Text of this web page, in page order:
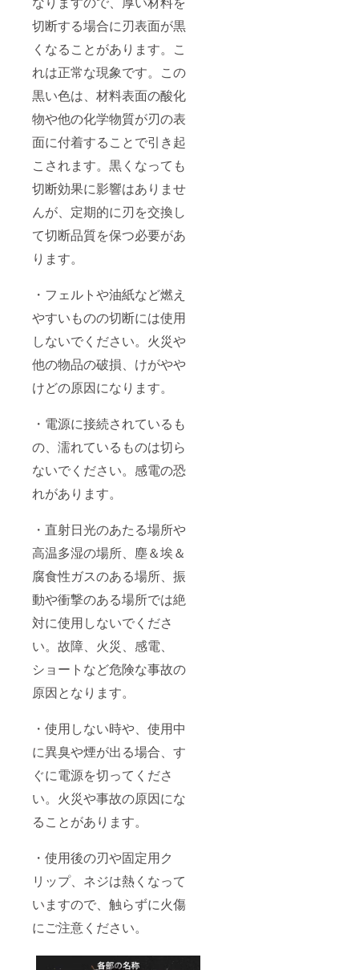
切断する場合に刃表面が黒
くなることがあります。こ
れは正常な現象です。この
黒い色は、材料表面の酸化
物や他の化学物質が刃の表
面に付着することで引き起
こされます。黒くなっても
切断効果に影響はありませ
んが、定期的に刃を交換し
て切断品質を保つ必要があ
ります。
・フェルトや油紙など燃え
やすいものの切断には使用
しないでください。火災や
他の物品の破損、けがやや
けどの原因になります。
・電源に接続されているも
の、濡れているものは切ら
ないでください。感電の恐
れがあります。
・直射日光のあたる場所や
高温多湿の場所、塵＆埃＆
腐食性ガスのある場所、振
動や衝撃のある場所では絶
対に使用しないでくださ
い。故障、火災、感電、
ショートなど危険な事故の
原因となります。
・使用しない時や、使用中
に異臭や煙が出る場合、す
ぐに電源を切ってくださ
い。火災や事故の原因にな
ることがあります。
・使用後の刃や固定用ク
リップ、ネジは熱くなって
いますので、触らずに火傷
にご注意ください。